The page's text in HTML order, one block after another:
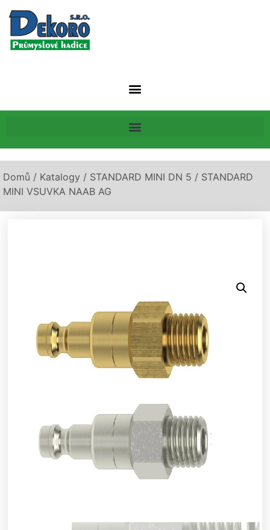
Domů / Katalogy / STANDARD MINI DN 5 / STANDARD
MINI VSUVKA NAAB AG